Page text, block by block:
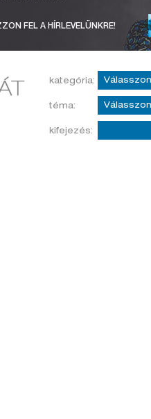
FEL A HÍRLEVELÜNKRE!
kategória:
téma:
kifejezés: